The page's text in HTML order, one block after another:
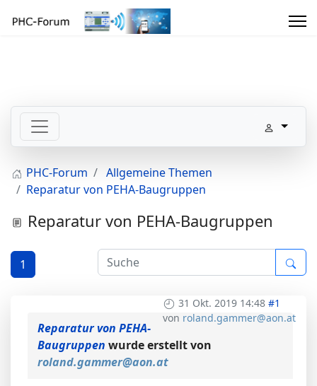
PHC-Forum
Allgemeine Themen
Reparatur von PEHA-Baugruppen
Reparatur von PEHA-Baugruppen
1
31 Okt. 2019 14:48 #1
von roland.gammer@aon.at
Reparatur von PEHA-
Baugruppen wurde erstellt von
roland.gammer@aon.at